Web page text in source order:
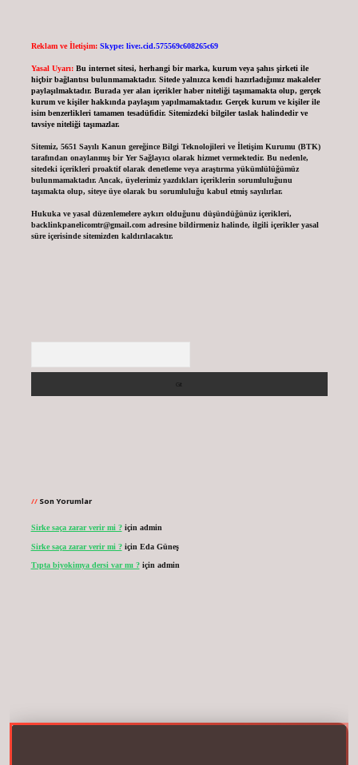
Reklam ve İletişim: Skype: live:.cid.575569c608265c69
Yasal Uyarı: Bu internet sitesi, herhangi bir marka, kurum veya şahıs şirketi ile
hiçbir bağlantısı bulunmamaktadır. Sitede yalnızca kendi hazırladığımız makaleler
paylaşılmaktadır. Burada yer alan içerikler haber niteliği taşımamakta olup, gerçek
kurum ve kişiler hakkında paylaşım yapılmamaktadır. Gerçek kurum ve kişiler ile
isim benzerlikleri tamamen tesadüfidir. Sitemizdeki bilgiler taslak halindedir ve
tavsiye niteliği taşımazlar.
Sitemiz, 5651 Sayılı Kanun gereğince Bilgi Teknolojileri ve İletişim Kurumu (BTK)
tarafından onaylanmış bir Yer Sağlayıcı olarak hizmet vermektedir. Bu nedenle,
sitedeki içerikleri proaktif olarak denetleme veya araştırma yükümlülüğümüz
bulunmamaktadır. Ancak, üyelerimiz yazdıkları içeriklerin sorumluluğunu
taşımakta olup, siteye üye olarak bu sorumluluğu kabul etmiş sayılırlar.
Hukuka ve yasal düzenlemelere aykırı olduğunu düşündüğünüz içerikleri,
backlinkpanelicomtr@gmail.comadresine bildirmeniz halinde, ilgili içerikler yasal
süre içerisinde sitemizden kaldırılacaktır.
Son Yorumlar
Sirke saça zarar verir mi ?için admin
Sirke saça zarar verir mi ?için Eda Güneş
Tıpta biyokimya dersi var mı ?için admin